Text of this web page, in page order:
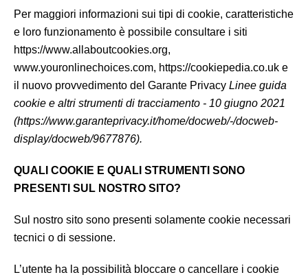
Per maggiori informazioni sui tipi di cookie, caratteristiche
e loro funzionamento è possibile consultare i siti
https://www.allaboutcookies.org,
www.youronlinechoices.com, https://cookiepedia.co.uk e
il nuovo provvedimento del Garante Privacy Linee guida
cookie e altri strumenti di tracciamento - 10 giugno 2021
(https://www.garanteprivacy.it/home/docweb/-/docweb-
display/docweb/9677876).
QUALI COOKIE E QUALI STRUMENTI SONO
PRESENTI SUL NOSTRO SITO?
Sul nostro sito sono presenti solamente cookie necessari
tecnici o di sessione.
L’utente ha la possibilità bloccare o cancellare i cookie